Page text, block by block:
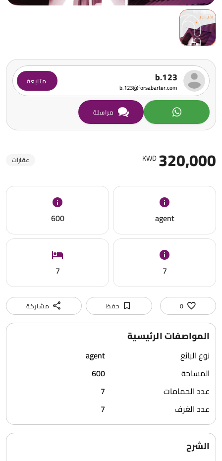
320,000
KWD عقارات
agent
600
7
7
0 حفظ مشاركة
المواصفات الرئيسية
نوع البائع
agent
المساحة
600
عدد الحمامات
7
عدد الغرف
7
الشرح
b.123
b.123@forsabarter.com
متابعة
مراسلة